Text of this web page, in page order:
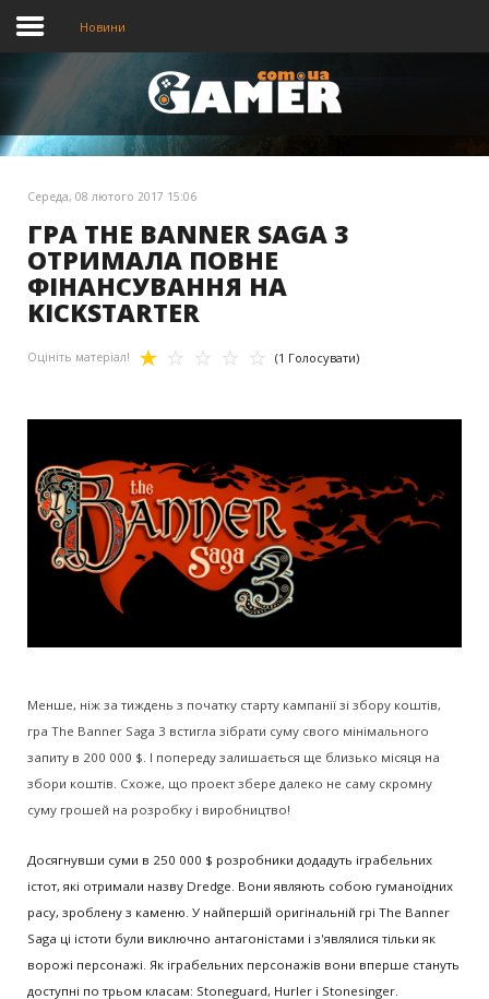
Головна
Відео
Новини
Середа, 08 лютого 2017 15:06
ГРА THE BANNER SAGA 3
ОТРИМАЛА ПОВНЕ
ФІНАНСУВАННЯ НА
KICKSTARTER
Оцініть матеріал! (1 Голосувати)
Менше, ніж за тиждень з початку старту кампанії зі збору коштів,
гра The Banner Saga 3 встигла зібрати суму свого мінімального
запиту в 200 000 $. І попереду залишається ще близько місяця на
збори коштів. Схоже, що проект збере далеко не саму скромну
суму грошей на розробку і виробництво!
Досягнувши суми в 250 000 $ розробники додадуть іграбельних
істот, які отримали назву Dredge. Вони являють собою гуманоїдних
расу, зроблену з каменю. У найпершій оригінальній грі The Banner
Saga ці істоти були виключно антагоністами і з'являлися тільки як
ворожі персонажі. Як іграбельних персонажів вони вперше стануть
доступні по трьом класам: Stoneguard, Hurler і Stonesinger.